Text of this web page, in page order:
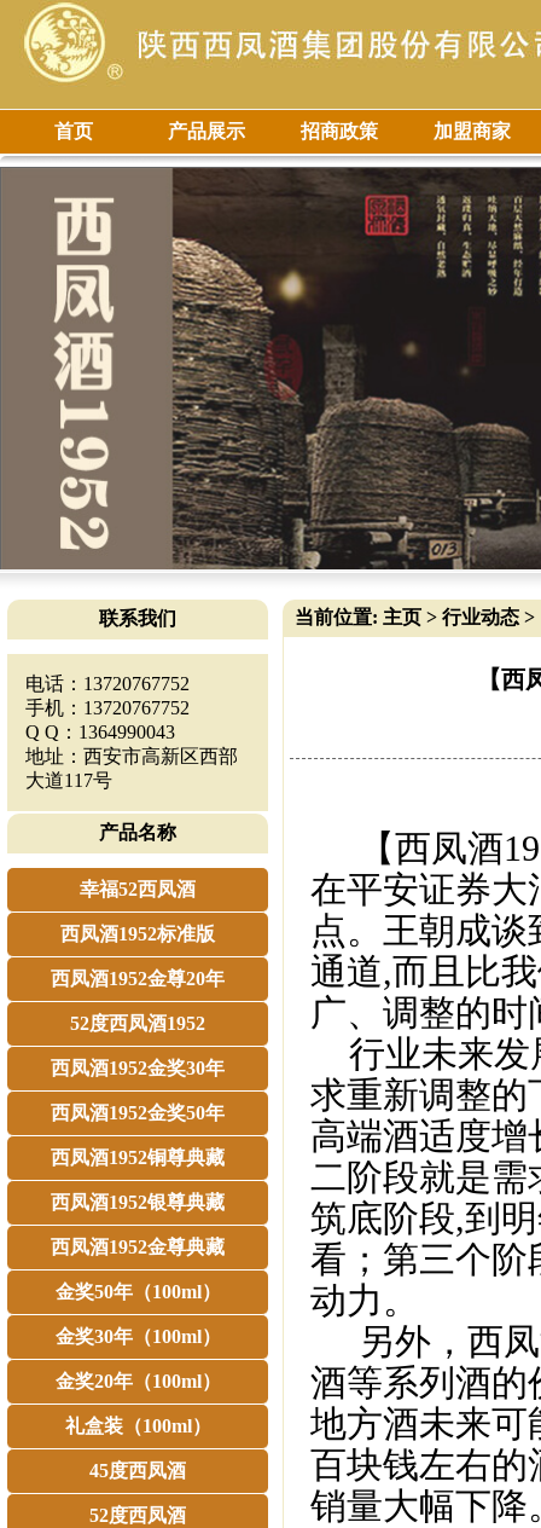
首页 产品展示 招商政策 加盟商家
联系我们
电话：13720767752
手机：13720767752
Q Q：1364990043
地址：西安市高新区西部
大道117号
产品名称
幸福52西凤酒
西凤酒1952标准版
西凤酒1952金尊20年
52度西凤酒1952
西凤酒1952金奖30年
西凤酒1952金奖50年
西凤酒1952铜尊典藏
西凤酒1952银尊典藏
西凤酒1952金尊典藏
金奖50年（100ml）
金奖30年（100ml）
金奖20年（100ml）
礼盒装（100ml）
45度西凤酒
52度西凤酒
当前位置: 主页 > 行业动态 >
【
【西凤酒
在平安证券大
点。 王朝成谈
通道,而且比
广、调整的
行业未来发
求重新调整的
高端酒适度增
二阶段就是需
筑底阶段,到
看；第三个阶
动力。
另外，西凤
酒等系列酒的
地方酒未来可
百块钱左右的
销量大幅下降